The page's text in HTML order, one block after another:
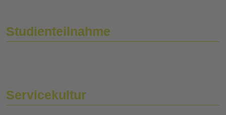
Studienteilnahme
Servicekultur